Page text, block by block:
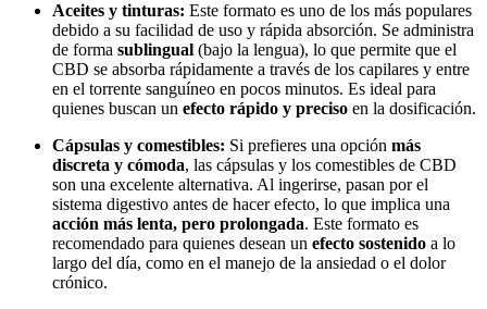
Aceites y tinturas: Este formato es uno de los más populares
debido a su facilidad de uso y rápida absorción. Se administra
de forma sublingual (bajo la lengua), lo que permite que el
CBD se absorba rápidamente a través de los capilares y entre
en el torrente sanguíneo en pocos minutos. Es ideal para
quienes buscan un efecto rápido y preciso en la dosificación.
Cápsulas y comestibles: Si prefieres una opción más
discreta y cómoda, las cápsulas y los comestibles de CBD
son una excelente alternativa. Al ingerirse, pasan por el
sistema digestivo antes de hacer efecto, lo que implica una
acción más lenta, pero prolongada. Este formato es
recomendado para quienes desean un efecto sostenido a lo
largo del día, como en el manejo de la ansiedad o el dolor
crónico.